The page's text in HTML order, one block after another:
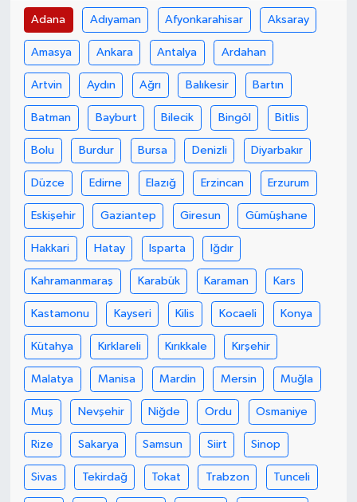
Adana Adıyaman Afyonkarahisar Aksaray
Amasya Ankara Antalya Ardahan
Artvin Aydın Ağrı Balıkesir Bartın
Batman Bayburt Bilecik Bingöl Bitlis
Bolu Burdur Bursa Denizli Diyarbakır
Düzce Edirne Elazığ Erzincan Erzurum
Eskişehir Gaziantep Giresun Gümüşhane
Hakkari Hatay Isparta Iğdır
Kahramanmaraş Karabük Karaman Kars
Kastamonu Kayseri Kilis Kocaeli Konya
Kütahya Kırklareli Kırıkkale Kırşehir
Malatya Manisa Mardin Mersin Muğla
Muş Nevşehir Niğde Ordu Osmaniye
Rize Sakarya Samsun Siirt Sinop
Sivas Tekirdağ Tokat Trabzon Tunceli